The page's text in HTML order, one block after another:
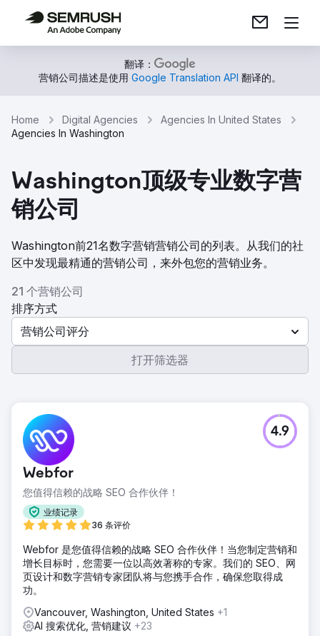
翻译：
营销公司描述是使用 Google Translation API 翻译的。
Home Digital Agencies
Agencies In United States
Agencies In Washington
Washington顶级专业数字营
销公司
Washington前21名数字营销营销公司的列表。从我们的社
区中发现最精通的营销公司，来外包您的营销业务。
21 个营销公司
排序方式
营销公司评分
打开筛选器
Webfor
您值得信赖的战略 SEO 合作伙伴！
业绩记录
36 条评价
4.9
Webfor 是您值得信赖的战略 SEO 合作伙伴！当您制定营销和
增长目标时，您需要一位以高效著称的专家。我们的 SEO、网
页设计和数字营销专家团队将与您携手合作，确保您取得成
功。
Vancouver, Washington, United States +1
AI 搜索优化, 营销建议 +23